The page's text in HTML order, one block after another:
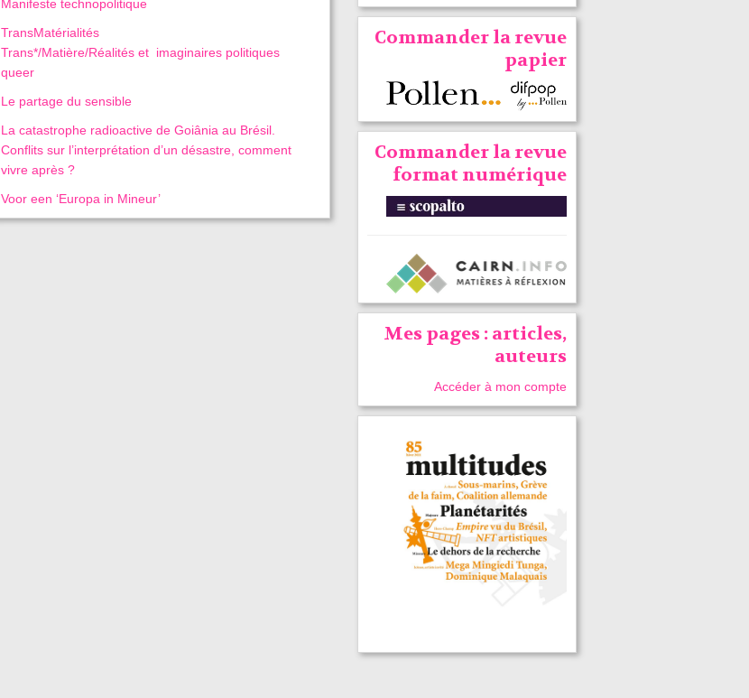
Manifeste technopolitique
TransMatérialités
Trans*/Matière/Réalités et imaginaires politiques
queer
Le partage du sensible
La catastrophe radioactive de Goiânia au Brésil.
Conflits sur l’interprétation d’un désastre, comment
vivre après ?
Voor een ‘Europa in Mineur’
Commander la revue
papier
Commander la revue
format numérique
Mes pages : articles,
auteurs
Accéder à mon compte